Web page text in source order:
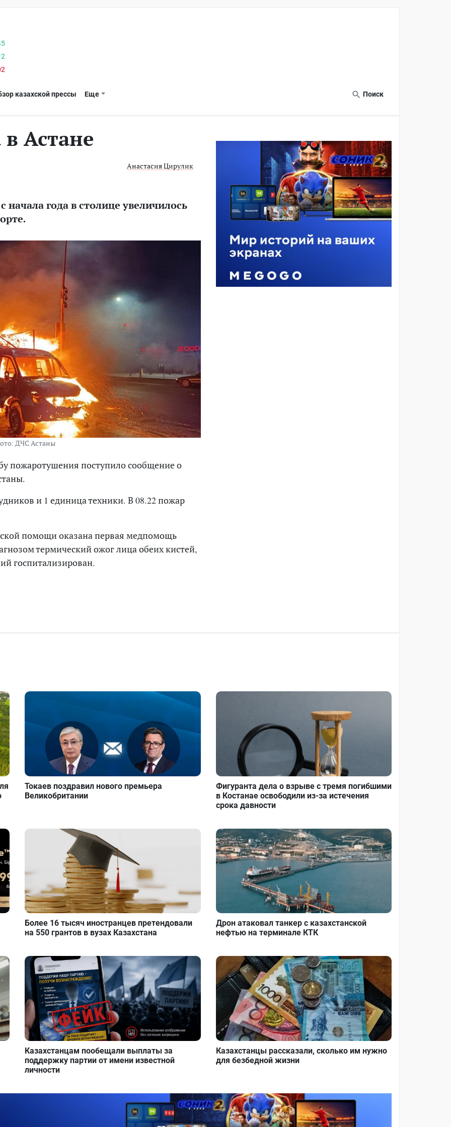
казахской прессы Еще Поиск
в Астане
Анастасия Цирулик
года в столице увеличилось
ДЧС Астаны
пожаротушения поступило сообщение о
и 1 единица техники. В 08.22 пожар
помощи оказана первая медпомощь
термический ожог лица обеих кистей,
госпитализирован.
Токаев поздравил нового премьера
Великобритании
Фигуранта дела о взрыве с тремя погибшими
в Костанае освободили из-за истечения
срока давности
Более 16 тысяч иностранцев претендовали
на 550 грантов в вузах Казахстана
Дрон атаковал танкер с казахстанской
нефтью на терминале КТК
Казахстанцам пообещали выплаты за
поддержку партии от имени известной
личности
Казахстанцы рассказали, сколько им нужно
для безбедной жизни